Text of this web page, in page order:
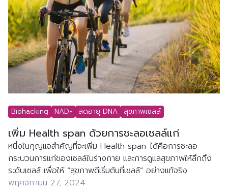
เพิ่ม Health span ด้วยการชะลอเซลล์แก่
หนึ่งในกุญแจสำคัญที่จะเพิ่ม Health span ได้คือการชะลอ
กระบวนการแก่ของเซลล์ในร่างกาย และการดูแลสุขภาพให้ลึกถึง
ระดับเซลล์ เพื่อให้ “สุขภาพดีเริ่มต้นที่เซลล์” อย่างแท้จริง
พฤศจิกายน 27, 2024
Biohacking NAD+ ลดอายุ DNA สุขภาพเซลล์